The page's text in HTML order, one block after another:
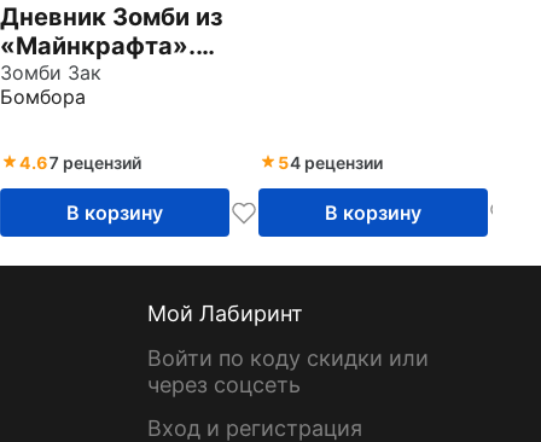
Дневник Зомби из
«Майнкрафта».
Книга 4. Ужасы
человеческой
Зомби Зак
Бомбора
4.67 рецензий
В корзину
54 рецензии
В корзину
Мой Лабиринт
Войти по коду скидки или
через соцсеть
Вход и регистрация